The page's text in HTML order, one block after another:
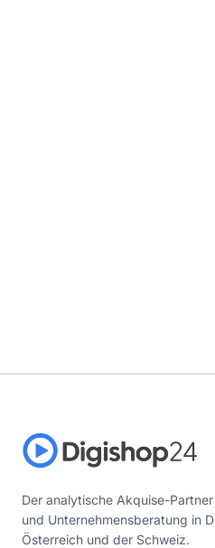
Der analytische Akquise-
und Unternehmensberatung in
Österreich und der Schweiz.